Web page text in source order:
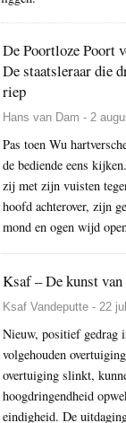
De Poortloze Poort
De staatsleraar die
riep
Hans van Dam - 2
Pas toen Wu
de bediende eens
zij met zijn vuisten
hoofd achterover, zijn
mond en ogen wijd
Ksaf – De kunst van
Ksaf Vandeputte - 22
Nieuw, positief gedrag
volgehouden
overtuiging slinkt,
hoogdringendheid
eindigheid. De